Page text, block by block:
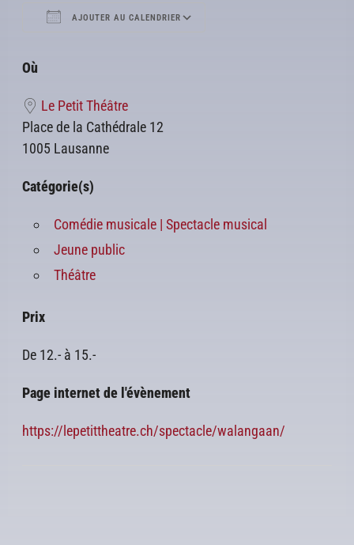
AJOUTER AU CALENDRIER
Où
Le Petit Théâtre
Place de la Cathédrale 12
1005 Lausanne
Catégorie(s)
Comédie musicale | Spectacle musical
Jeune public
Théâtre
Prix
De 12.- à 15.-
Page internet de l'évènement
https://lepetittheatre.ch/spectacle/walangaan/